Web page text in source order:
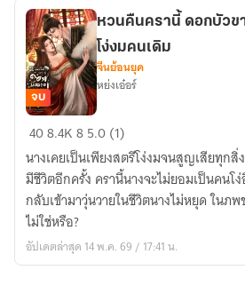
และ
กลาย
เป็น
มารดา
ของ
นางเอก
หวน
ครา
นี้
ดอกบัว
ขาว
เช่น
จบ
หวนคืนครานี้ ดอกบัวข
โง่งมคนเดิม
จีนย้อนยุค
หย่งเอ๋อร์
408.4K85.0 (1)
นางเคยเป็นเพียงสตรีโง่งมจนสูญเสียทุกสิ่
มีชีวิตอีกครั้ง ครานี้นางจะไม่ยอมเป็นคนโ
กลับเข้ามาวุ่นวายในชีวิตนางไม่หยุด ในภ
ไม่ใช่หรือ?
อัปเดตล่าสุด 14 พ.ค. 69 / 17:41 น.